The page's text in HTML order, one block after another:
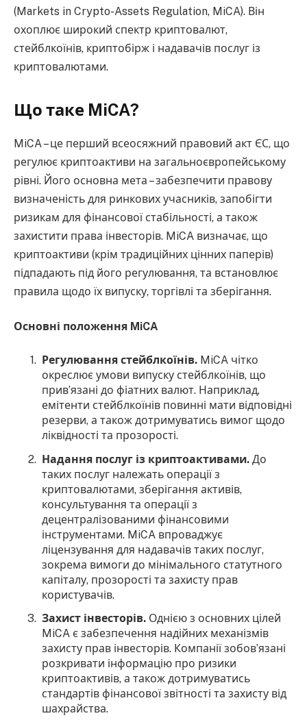
(Markets in Crypto-Assets Regulation, MiCA). Він
охоплює широкий спектр криптовалют,
стейблкоїнів, криптобірж і надавачів послуг із
криптовалютами.
Що таке MiCA?
MiCA – це перший всеосяжний правовий акт ЄС, що
регулює криптоактиви на загальноєвропейському
рівні. Його основна мета – забезпечити правову
визначеність для ринкових учасників, запобігти
ризикам для фінансової стабільності, а також
захистити права інвесторів. MiCA визначає, що
криптоактиви (крім традиційних цінних паперів)
підпадають під його регулювання, та встановлює
правила щодо їх випуску, торгівлі та зберігання.
Основні положення MiCA
Регулювання стейблкоїнів. MiCA чітко
окреслює умови випуску стейблкоїнів, що
прив’язані до фіатних валют. Наприклад,
емітенти стейблкоїнів повинні мати відповідні
резерви, а також дотримуватись вимог щодо
ліквідності та прозорості.
Надання послуг із криптоактивами. До
таких послуг належать операції з
криптовалютами, зберігання активів,
консультування та операції з
децентралізованими фінансовими
інструментами. MiCA впроваджує
ліцензування для надавачів таких послуг,
зокрема вимоги до мінімального статутного
капіталу, прозорості та захисту прав
користувачів.
Захист інвесторів. Однією з основних цілей
MiCA є забезпечення надійних механізмів
захисту прав інвесторів. Компанії зобов’язані
розкривати інформацію про ризики
криптоактивів, а також дотримуватись
стандартів фінансової звітності та захисту від
шахрайства.